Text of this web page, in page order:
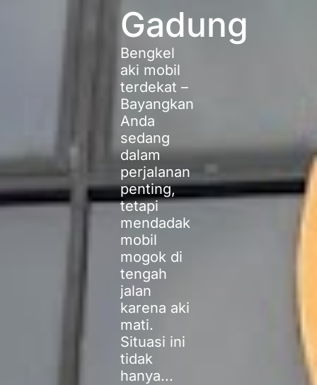
Gadung
Bengkel
aki mobil
terdekat –
Bayangkan
Anda
sedang
dalam
perjalanan
penting,
tetapi
mendadak
mobil
mogok di
tengah
jalan
karena aki
mati.
Situasi ini
tidak
hanya...